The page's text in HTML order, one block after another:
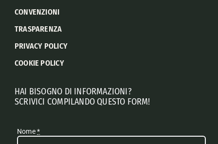
CONVENZIONI
TRASPARENZA
PRIVACY POLICY
COOKIE POLICY
HAI BISOGNO DI INFORMAZIONI?
SCRIVICI COMPILANDO QUESTO FORM!
Nome*